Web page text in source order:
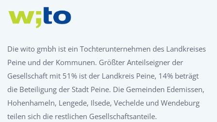
Die wito gmbh ist ein Tochterunternehmen des Landkreises
Peine und der Kommunen. Größter Anteilseigner der
Gesellschaft mit 51% ist der Landkreis Peine, 14% beträgt
die Beteiligung der Stadt Peine. Die Gemeinden Edemissen,
Hohenhameln, Lengede, Ilsede, Vechelde und Wendeburg
teilen sich die restlichen Gesellschaftsanteile.